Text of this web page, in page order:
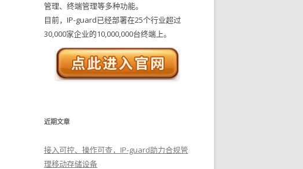
管理、终端管理等多种功能。
目前，IP-guard已经部署在25个行业超过
30,000家企业的10,000,000台终端上。
近期文章
接入可控、操作可查，IP-guard助力合规管
理移动存储设备